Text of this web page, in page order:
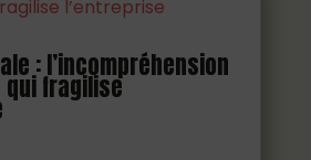
: l’incompréhension
fragilise